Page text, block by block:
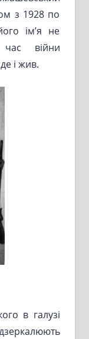
з 1928 по
ім’я не
час війни
і жив.
в галузі